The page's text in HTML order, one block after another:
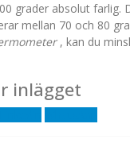
grader absolut farlig.
mellan 70 och 80
, kan du
inlägget